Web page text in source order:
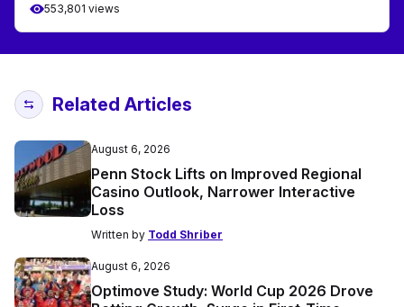
553,801 views
Related Articles
August 6, 2026
Penn Stock Lifts on Improved Regional
Casino Outlook, Narrower Interactive
Loss
Written by Todd Shriber
August 6, 2026
Optimove Study: World Cup 2026 Drove